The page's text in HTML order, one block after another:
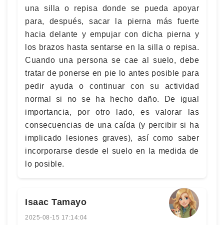
una silla o repisa donde se pueda apoyar
para, después, sacar la pierna más fuerte
hacia delante y empujar con dicha pierna y
los brazos hasta sentarse en la silla o repisa.
Cuando una persona se cae al suelo, debe
tratar de ponerse en pie lo antes posible para
pedir ayuda o continuar con su actividad
normal si no se ha hecho daño. De igual
importancia, por otro lado, es valorar las
consecuencias de una caída (y percibir si ha
implicado lesiones graves), así como saber
incorporarse desde el suelo en la medida de
lo posible.
Isaac Tamayo
2025-08-15 17:14:04